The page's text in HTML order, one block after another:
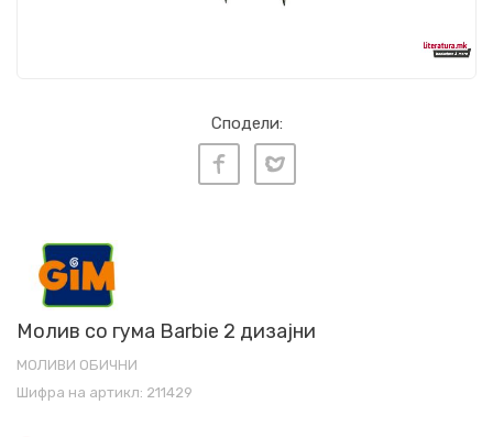
Сподели:
Молив со гума Barbie 2 дизајни
МОЛИВИ ОБИЧНИ
Шифра на артикл: 211429